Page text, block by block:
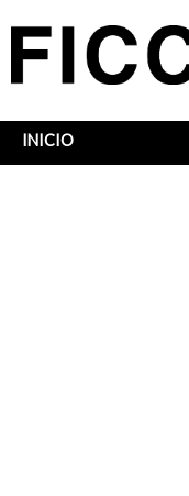
Sobrescribir
INICIO